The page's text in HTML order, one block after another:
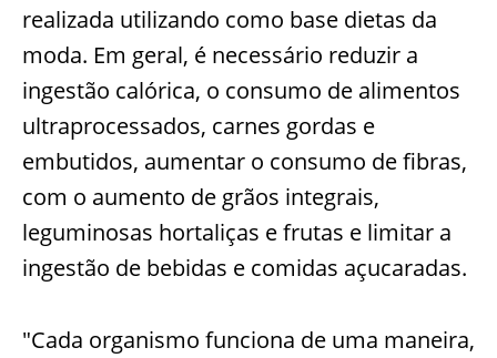
realizada utilizando como base dietas da
moda. Em geral, é necessário reduzir a
ingestão calórica, o consumo de alimentos
ultraprocessados, carnes gordas e
embutidos, aumentar o consumo de fibras,
com o aumento de grãos integrais,
leguminosas hortaliças e frutas e limitar a
ingestão de bebidas e comidas açucaradas.
"Cada organismo funciona de uma maneira,